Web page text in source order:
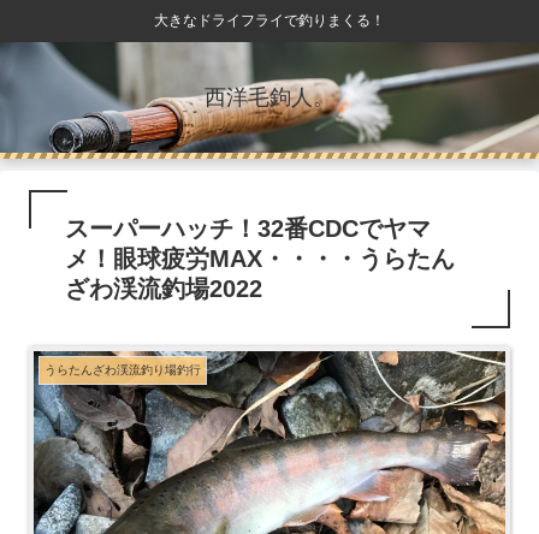
大きなドライフライで釣りまくる！
西洋毛鉤人。
スーパーハッチ！32番CDCでヤマ
メ！眼球疲労MAX・・・・うらたん
ざわ渓流釣場2022
うらたんざわ渓流釣り場釣行